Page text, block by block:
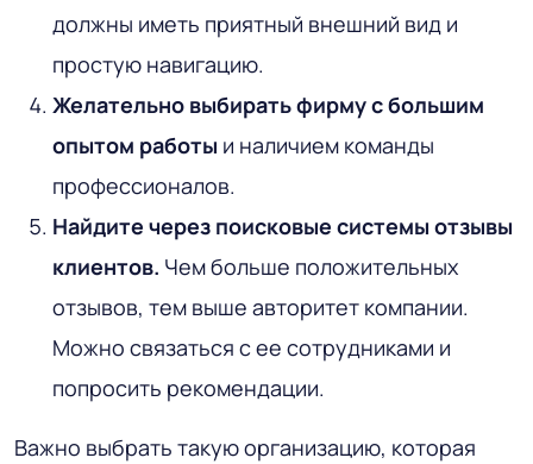
должны иметь приятный внешний вид и
простую навигацию.
Желательно выбирать фирму с большим
опытом работы и наличием команды
профессионалов.
Найдите через поисковые системы отзывы
клиентов. Чем больше положительных
отзывов, тем выше авторитет компании.
Можно связаться с ее сотрудниками и
попросить рекомендации.
Важно выбрать такую организацию, которая